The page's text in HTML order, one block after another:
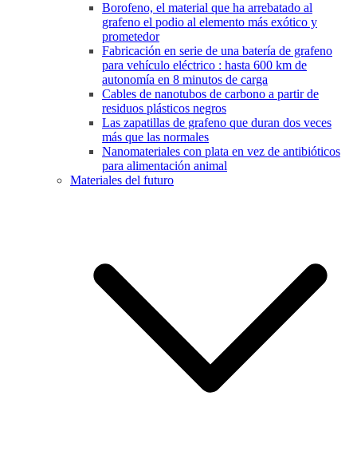
Borofeno, el material que ha arrebatado al
grafeno el podio al elemento más exótico y
prometedor
Fabricación en serie de una batería de grafeno
para vehículo eléctrico : hasta 600 km de
autonomía en 8 minutos de carga
Cables de nanotubos de carbono a partir de
residuos plásticos negros
Las zapatillas de grafeno que duran dos veces
más que las normales
Nanomateriales con plata en vez de antibióticos
para alimentación animal
Materiales del futuro